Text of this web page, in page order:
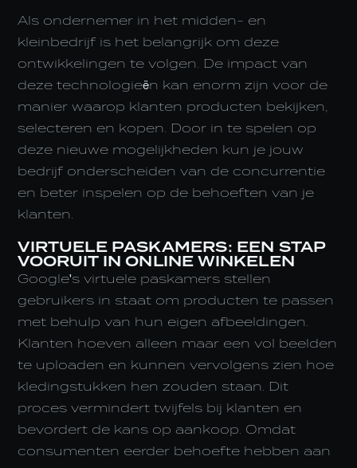
Als ondernemer in het midden- en
kleinbedrijf is het belangrijk om deze
ontwikkelingen te volgen. De impact van
deze technologieën kan enorm zijn voor de
manier waarop klanten producten bekijken,
selecteren en kopen. Door in te spelen op
deze nieuwe mogelijkheden kun je jouw
bedrijf onderscheiden van de concurrentie
en beter inspelen op de behoeften van je
klanten.
VIRTUELE PASKAMERS: EEN STAP
VOORUIT IN ONLINE WINKELEN
Google's virtuele paskamers stellen
gebruikers in staat om producten te passen
met behulp van hun eigen afbeeldingen.
Klanten hoeven alleen maar een vol beelden
te uploaden en kunnen vervolgens zien hoe
kledingstukken hen zouden staan. Dit
proces vermindert twijfels bij klanten en
bevordert de kans op aankoop. Omdat
consumenten eerder behoefte hebben aan